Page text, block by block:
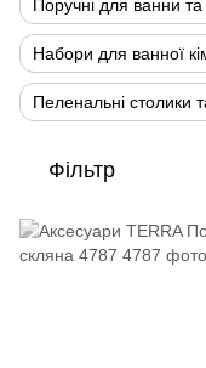
Поручні для ванни та
Набори для ванної
Пеленальні столики
Фільтр